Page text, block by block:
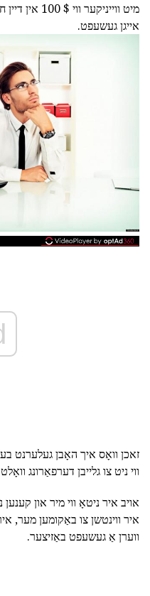
מיט
אייגן געשעפט.
זאכן וואָס איך האָבן געלערנט
ווי ניט צו גלייבן דערפאַרונג
אויב איר ניטאָ ווי מיר און
איר ווינטשן צו באַקומען מער,
ווערן אַ געשעפט באַזיצער.